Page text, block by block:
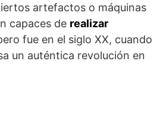
artefactos o máquinas
capaces de realizar
fue en el siglo XX, cuando
un auténtica revolución en